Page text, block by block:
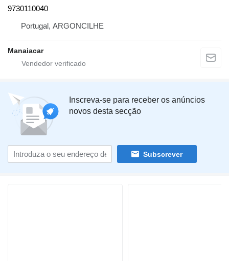
9730110040
Portugal, ARGONCILHE
Manaiacar
Inscreva-se para receber os anúncios
novos desta secção
Subscrever